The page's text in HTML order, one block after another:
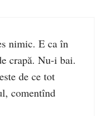
nimic. E ca în
crapă. Nu-i bai.
de ce tot
comentînd